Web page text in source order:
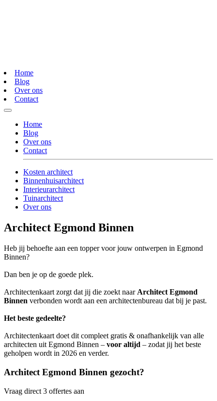
Home
Blog
Over ons
Contact
Home
Blog
Over ons
Contact
Kosten architect
Binnenhuisarchitect
Interieurarchitect
Tuinarchitect
Over ons
Architect Egmond Binnen
Heb jij behoefte aan een topper voor jouw ontwerpen in Egmond
Binnen?
Dan ben je op de goede plek.
Architectenkaart zorgt dat jij die zoekt naar Architect Egmond
Binnen verbonden wordt aan een architectenbureau dat bij je past.
Het beste gedeelte?
Architectenkaart doet dit compleet gratis & onafhankelijk van alle
architecten uit Egmond Binnen – voor altijd – zodat jij het beste
geholpen wordt in 2026 en verder.
Architect Egmond Binnen gezocht?
Vraag direct 3 offertes aan